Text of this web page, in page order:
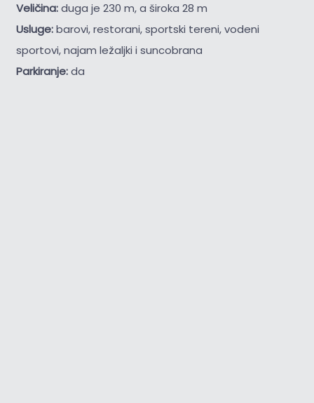
Veličina:duga je 230 m, a široka 28 m
Usluge:barovi, restorani, sportski tereni, vodeni
sportovi, najam ležaljki i suncobrana
Parkiranje:da